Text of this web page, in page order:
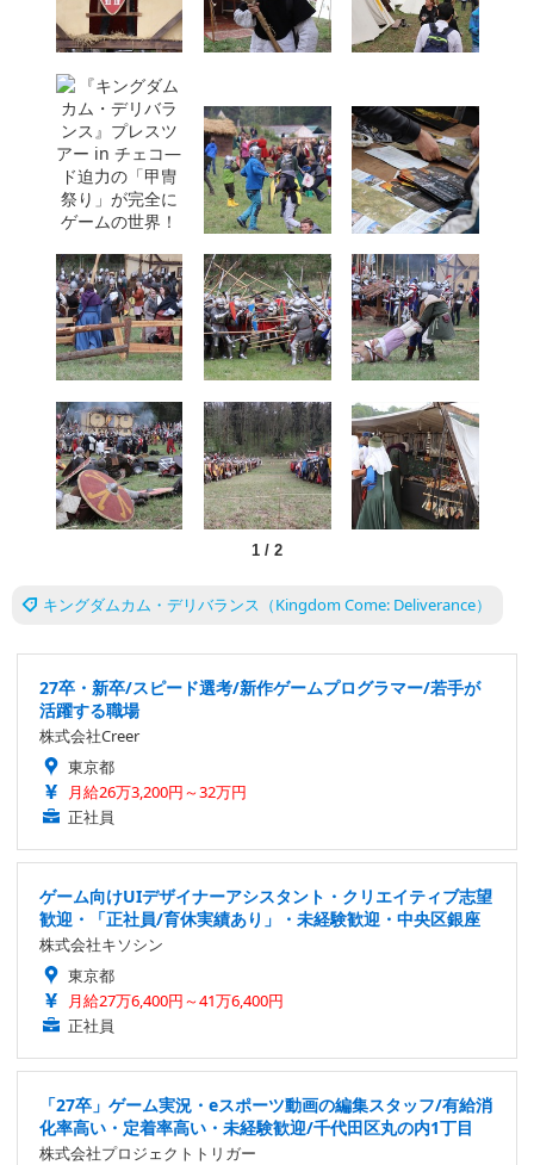
1/ 2
キングダムカム・デリバランス（Kingdom Come: Deliverance）
27卒・新卒/スピード選考/新作ゲームプログラマー/若手が
活躍する職場
株式会社Creer
東京都
月給26万3,200円～32万円
正社員
ゲーム向けUIデザイナーアシスタント・クリエイティブ志望
歓迎・「正社員/育休実績あり」・未経験歓迎・中央区銀座
株式会社キソシン
東京都
月給27万6,400円～41万6,400円
正社員
「27卒」ゲーム実況・eスポーツ動画の編集スタッフ/有給消
化率高い・定着率高い・未経験歓迎/千代田区丸の内1丁目
株式会社プロジェクトトリガー